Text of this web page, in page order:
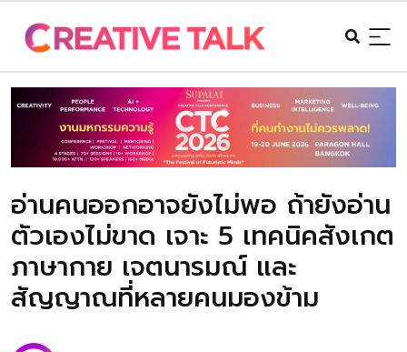
อ่านคนออกอาจยังไม่พอ ถ้ายังอ่าน
ตัวเองไม่ขาด เจาะ 5 เทคนิคสังเกต
ภาษากาย เจตนารมณ์ และ
สัญญาณที่หลายคนมองข้าม